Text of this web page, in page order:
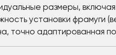
размеры,
установки фрамуги
точно адаптированная